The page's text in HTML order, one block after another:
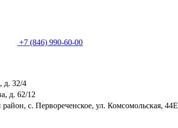
+7 (846) 990-60-00
д. 32/4
д. 62/12
с. Первореченское, ул. Комсомольская, 44Е